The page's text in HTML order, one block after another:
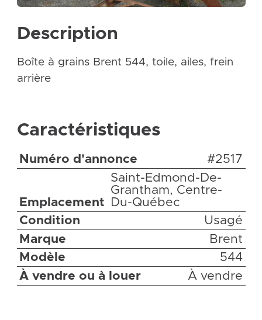
Description
Boîte à grains Brent 544, toile, ailes, frein
arrière
Caractéristiques
Numéro d'annonce #2517
Emplacement
Saint-Edmond-De-
Grantham, Centre-
Du-Québec
Condition
Usagé
Marque
Brent
Modèle
544
À vendre ou à louer
À vendre